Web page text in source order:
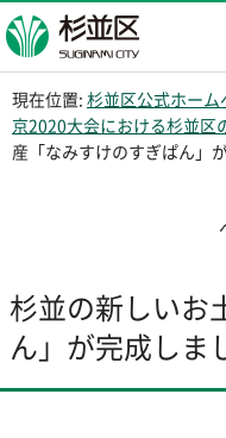
杉並区
現在位置: 杉並区公式ホーム
京2020大会における杉並区
産「なみすけのすぎぱん」
杉並の新しいお
ん」が完成しま